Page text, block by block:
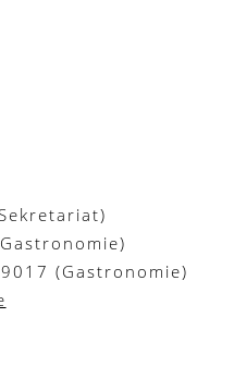
(Gastronomie)